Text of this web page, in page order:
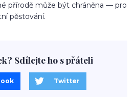
přírodě může být chráněna — pro
pěstování.
Sdílejte ho s přáteli
Twitter